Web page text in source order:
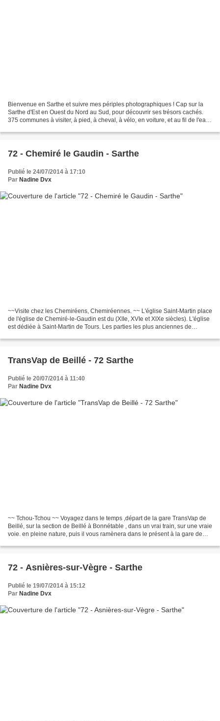
Bienvenue en Sarthe et suivre mes périples photographiques ! Cap sur la
Sarthe d'Est en Ouest du Nord au Sud, pour découvrir ses trésors cachés.
375 communes à visiter, à pied, à cheval, à vélo, en voiture, et au fil de l'eau.
72 - Chemiré le Gaudin - Sarthe
Publié le 24/07/2014 à 17:10
Par Nadine Dvx
~~Visite chez les Chemiréens, Chemiréennes. ~~ L'église Saint-Martin place
de l'église de Chemiré-le-Gaudin est du (XIIe, XVIe et XIXe siècles). L'église
est dédiée à Saint-Martin de Tours. Les parties les plus anciennes de
TransVap de Beillé - 72 Sarthe
Publié le 20/07/2014 à 11:40
Par Nadine Dvx
~~ Tchou-Tchou ~~ Voyagez dans le temps ,départ de la gare TransVap de
Beillé, sur la section de Beillé à Bonnétable , dans un vrai train, sur une vraie
voie. en pleine nature, puis il vous ramènera dans le présent à la gare de
72 - Asnières-sur-Vègre - Sarthe
Publié le 19/07/2014 à 15:12
Par Nadine Dvx